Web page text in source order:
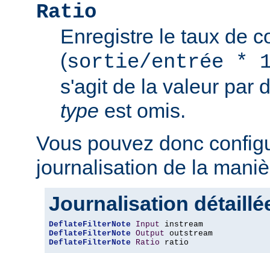
Ratio
Enregistre le taux de
(sortie/entrée *
s'agit de la valeur par
type est omis.
Vous pouvez donc
journalisation de la
Journalisation
DeflateFilterNote Input
DeflateFilterNote Output
DeflateFilterNote
Ratio ratio